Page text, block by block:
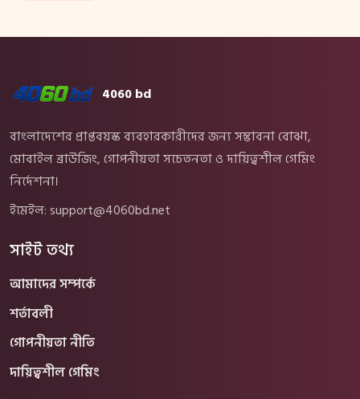
4060 bd
বাংলাদেশের প্রাপ্তবয়স্ক ব্যবহারকারীদের জন্য সম্ভাবনা বোঝা,
মোবাইল ব্রাউজিং, গোপনীয়তা সচেতনতা ও দায়িত্বশীল গেমিং
নির্দেশনা।
ইমেইল:support@4060bd.net
সাইট তথ্য
আমাদের সম্পর্কে
শর্তাবলী
গোপনীয়তা নীতি
দায়িত্বশীল গেমিং